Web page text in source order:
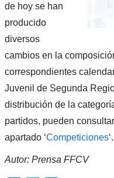
de hoy se han
producido
diversos
cambios en la
correspondientes
Juvenil de Segunda
distribución de la
partidos, pueden
apartado ‘Competiciones‘.
Autor: Prensa FFCV